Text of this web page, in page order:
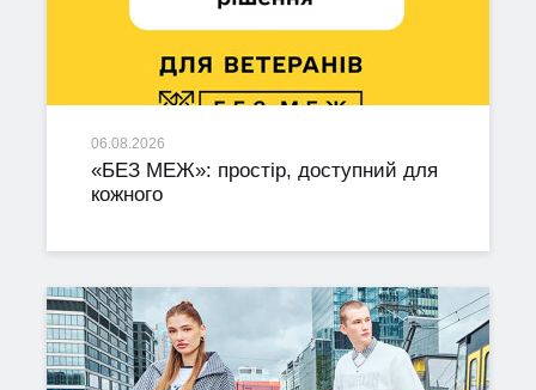
06.08.2026
«БЕЗ МЕЖ»: простір, доступний для
кожного